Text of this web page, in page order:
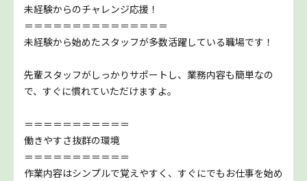
未経験からのチャレンジ応援！
＝＝＝＝＝＝＝＝＝＝＝＝＝＝＝
未経験から始めたスタッフが多数活躍している職場です！
先輩スタッフがしっかりサポートし、業務内容も簡単なの
で、すぐに慣れていただけますよ。
＝＝＝＝＝＝＝＝＝＝＝
働きやすさ抜群の環境
＝＝＝＝＝＝＝＝＝＝＝
作業内容はシンプルで覚えやすく、すぐにでもお仕事を始め